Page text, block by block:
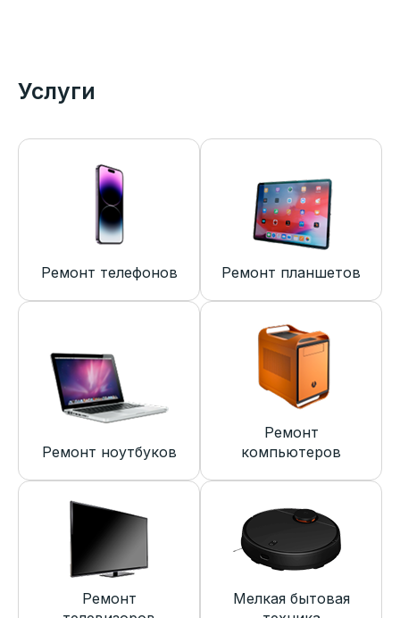
Услуги
Ремонт телефонов Ремонт планшетов
Ремонт ноутбуков
Ремонт
компьютеров
Ремонт
Мелкая бытовая